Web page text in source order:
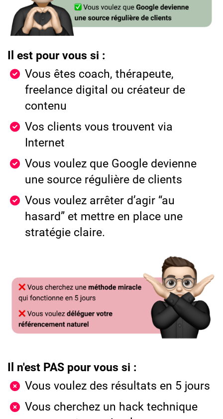
Il est pour vous si :
Vous êtes coach, thérapeute,
freelance digital ou créateur de
contenu
Vos clients vous trouvent via
Internet
Vous voulez que Google devienne
une source régulière de clients
Vous voulez arrêter d’agir “au
hasard” et mettre en place une
stratégie claire.
Il n'est PAS pour vous si :
Vous voulez des résultats en 5 jours
Vous cherchez un hack technique